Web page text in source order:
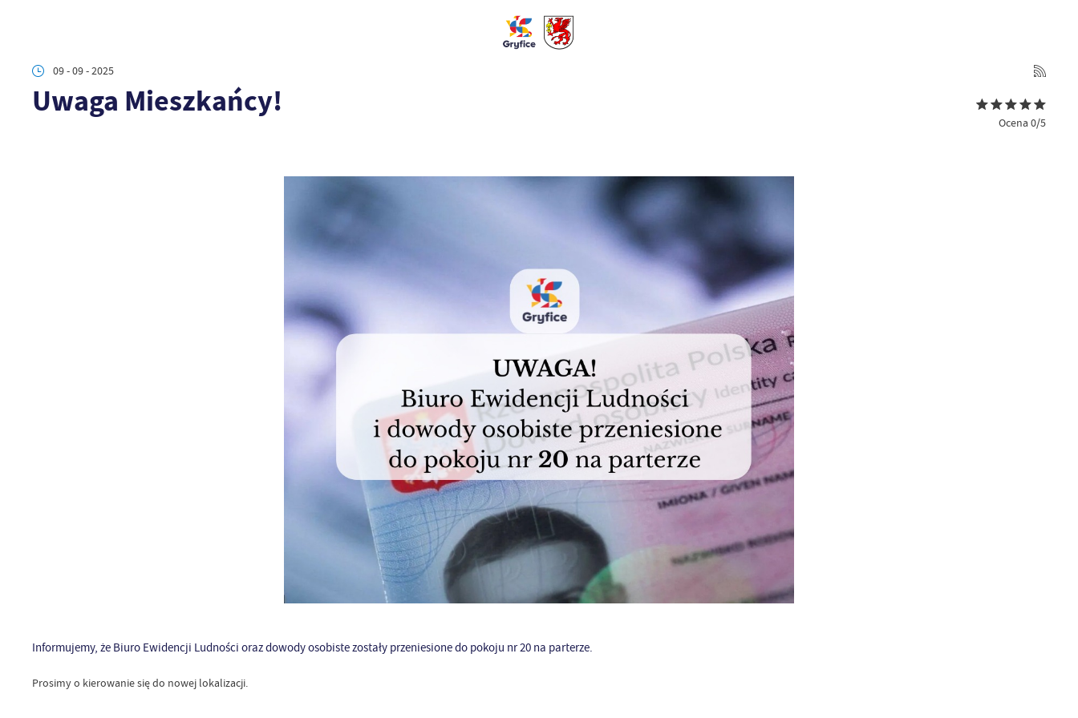
09 - 09 - 2025
Uwaga Mieszkańcy!
Ocena 0/5
Informujemy, że Biuro Ewidencji Ludności oraz dowody osobiste zostały przeniesione do pokoju nr 20 na parterze.
Prosimy o kierowanie się do nowej lokalizacji.